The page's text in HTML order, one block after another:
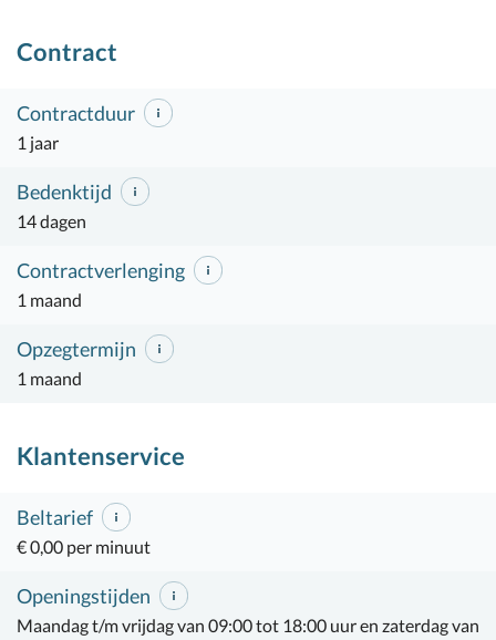
Contract
Contractduur
1 jaar
Bedenktijd
14 dagen
Contractverlenging
1 maand
Opzegtermijn
1 maand
Klantenservice
Beltarief
€ 0,00 per minuut
Openingstijden
Maandag t/m vrijdag van 09:00 tot 18:00 uur en zaterdag van